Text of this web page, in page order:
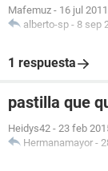
Mafemuz - 16 jul
alberto-sp - 8 sep
1 respuesta
pastilla que
Heidys42 - 23 feb
Hermanamayor -